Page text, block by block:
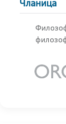
Чланица